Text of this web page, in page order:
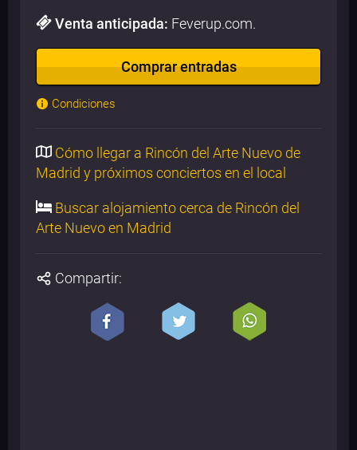
Venta anticipada: Feverup.com.
Comprar entradas
Condiciones
Cómo llegar a Rincón del Arte Nuevo de
Madrid y próximos conciertos en el local
Buscar alojamiento cerca de Rincón del
Arte Nuevo en Madrid
Compartir: